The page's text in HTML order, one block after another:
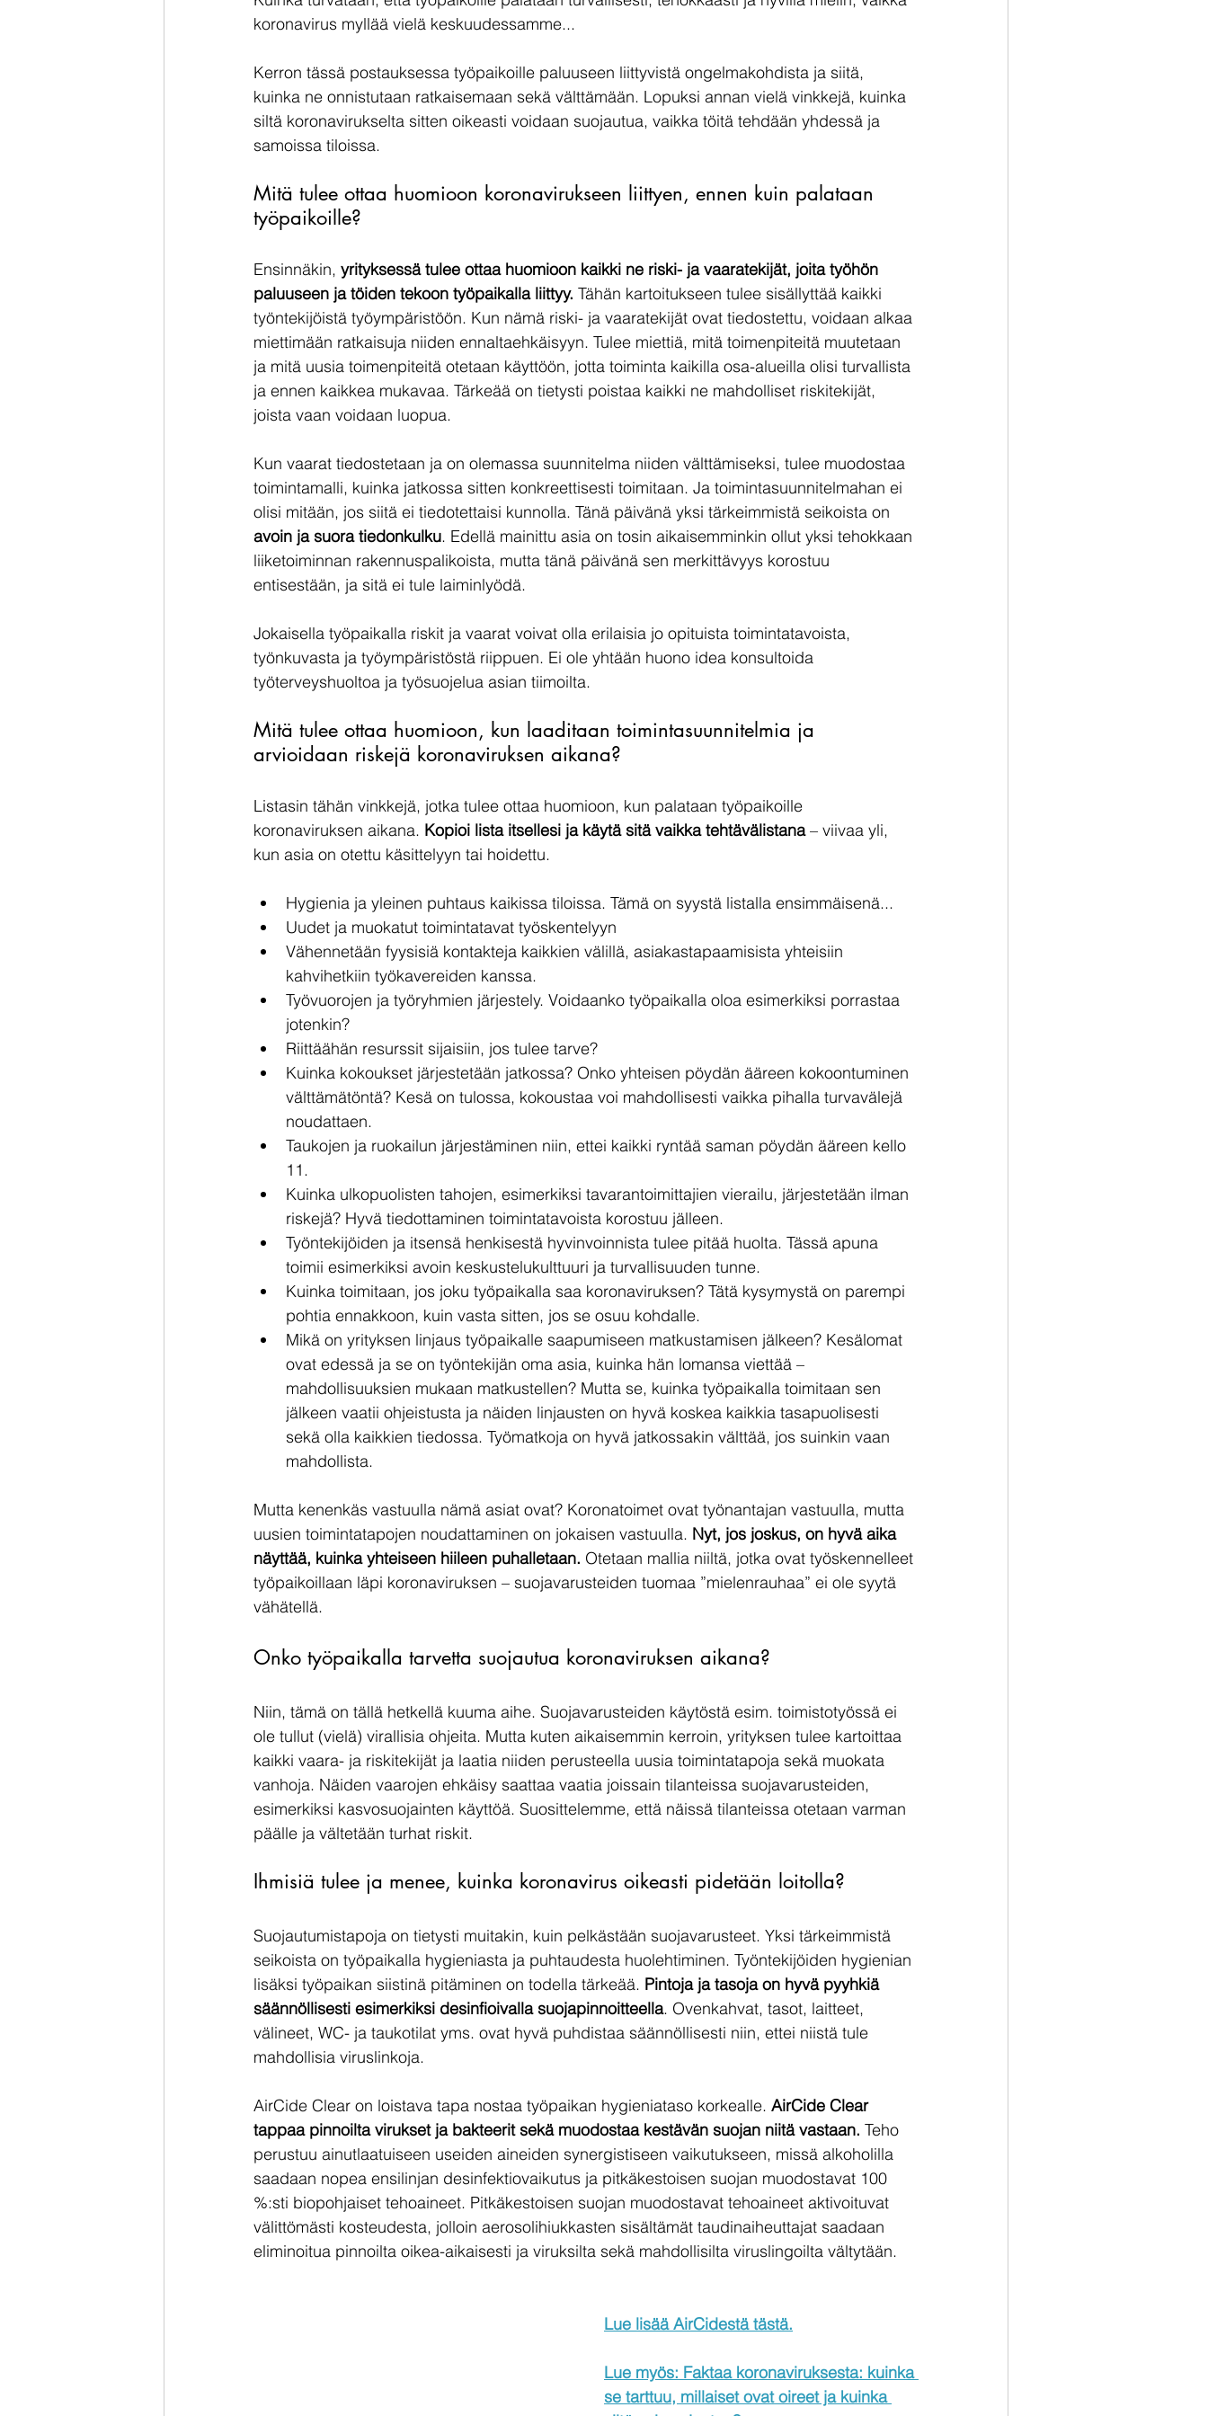
koronavirus myllää vielä keskuudessamme...
Kerron tässä postauksessa työpaikoille paluuseen liittyvistä ongelmakohdista ja siitä,
kuinka ne onnistutaan ratkaisemaan sekä välttämään. Lopuksi annan vielä vinkkejä, kuinka
siltä koronavirukselta sitten oikeasti voidaan suojautua, vaikka töitä tehdään yhdessä ja
samoissa tiloissa.
Mitä tulee ottaa huomioon koronavirukseen liittyen, ennen kuin palataan
työpaikoille?
Ensinnäkin, yrityksessä tulee ottaa huomioon kaikki ne riski- ja vaaratekijät, joita työhön
paluuseen ja töiden tekoon työpaikalla liittyy. Tähän kartoitukseen tulee sisällyttää kaikki
työntekijöistä työympäristöön. Kun nämä riski- ja vaaratekijät ovat tiedostettu, voidaan alkaa
miettimään ratkaisuja niiden ennaltaehkäisyyn. Tulee miettiä, mitä toimenpiteitä muutetaan
ja mitä uusia toimenpiteitä otetaan käyttöön, jotta toiminta kaikilla osa-alueilla olisi turvallista
ja ennen kaikkea mukavaa. Tärkeää on tietysti poistaa kaikki ne mahdolliset riskitekijät,
joista vaan voidaan luopua.
Kun vaarat tiedostetaan ja on olemassa suunnitelma niiden välttämiseksi, tulee muodostaa
toimintamalli, kuinka jatkossa sitten konkreettisesti toimitaan. Ja toimintasuunnitelmahan ei
olisi mitään, jos siitä ei tiedotettaisi kunnolla. Tänä päivänä yksi tärkeimmistä seikoista on
avoin ja suora tiedonkulku. Edellä mainittu asia on tosin aikaisemminkin ollut yksi tehokkaan
liiketoiminnan rakennuspalikoista, mutta tänä päivänä sen merkittävyys korostuu
entisestään, ja sitä ei tule laiminlyödä.
Jokaisella työpaikalla riskit ja vaarat voivat olla erilaisia jo opituista toimintatavoista,
työnkuvasta ja työympäristöstä riippuen. Ei ole yhtään huono idea konsultoida
työterveyshuoltoa ja työsuojelua asian tiimoilta.
Mitä tulee ottaa huomioon, kun laaditaan toimintasuunnitelmia ja
arvioidaan riskejä koronaviruksen aikana?
Listasin tähän vinkkejä, jotka tulee ottaa huomioon, kun palataan työpaikoille
koronaviruksen aikana. Kopioi lista itsellesi ja käytä sitä vaikka tehtävälistana – viivaa yli,
kun asia on otettu käsittelyyn tai hoidettu.
Hygienia ja yleinen puhtaus kaikissa tiloissa. Tämä on syystä listalla ensimmäisenä...
Uudet ja muokatut toimintatavat työskentelyyn
Vähennetään fyysisiä kontakteja kaikkien välillä, asiakastapaamisista yhteisiin
kahvihetkiin työkavereiden kanssa.
Työvuorojen ja työryhmien järjestely. Voidaanko työpaikalla oloa esimerkiksi porrastaa
jotenkin?
Riittäähän resurssit sijaisiin, jos tulee tarve?
Kuinka kokoukset järjestetään jatkossa? Onko yhteisen pöydän ääreen kokoontuminen
välttämätöntä? Kesä on tulossa, kokoustaa voi mahdollisesti vaikka pihalla turvavälejä
noudattaen.
Taukojen ja ruokailun järjestäminen niin, ettei kaikki ryntää saman pöydän ääreen kello
11.
Kuinka ulkopuolisten tahojen, esimerkiksi tavarantoimittajien vierailu, järjestetään ilman
riskejä? Hyvä tiedottaminen toimintatavoista korostuu jälleen.
Työntekijöiden ja itsensä henkisestä hyvinvoinnista tulee pitää huolta. Tässä apuna
toimii esimerkiksi avoin keskustelukulttuuri ja turvallisuuden tunne.
Kuinka toimitaan, jos joku työpaikalla saa koronaviruksen? Tätä kysymystä on parempi
pohtia ennakkoon, kuin vasta sitten, jos se osuu kohdalle.
Mikä on yrityksen linjaus työpaikalle saapumiseen matkustamisen jälkeen? Kesälomat
ovat edessä ja se on työntekijän oma asia, kuinka hän lomansa viettää –
mahdollisuuksien mukaan matkustellen? Mutta se, kuinka työpaikalla toimitaan sen
jälkeen vaatii ohjeistusta ja näiden linjausten on hyvä koskea kaikkia tasapuolisesti
sekä olla kaikkien tiedossa. Työmatkoja on hyvä jatkossakin välttää, jos suinkin vaan
mahdollista.
Mutta kenenkäs vastuulla nämä asiat ovat? Koronatoimet ovat työnantajan vastuulla, mutta
uusien toimintatapojen noudattaminen on jokaisen vastuulla. Nyt, jos joskus, on hyvä aika
näyttää, kuinka yhteiseen hiileen puhalletaan. Otetaan mallia niiltä, jotka ovat työskennelleet
työpaikoillaan läpi koronaviruksen – suojavarusteiden tuomaa ”mielenrauhaa” ei ole syytä
vähätellä.
Onko työpaikalla tarvetta suojautua koronaviruksen aikana?
Niin, tämä on tällä hetkellä kuuma aihe. Suojavarusteiden käytöstä esim. toimistotyössä ei
ole tullut (vielä) virallisia ohjeita. Mutta kuten aikaisemmin kerroin, yrityksen tulee kartoittaa
kaikki vaara- ja riskitekijät ja laatia niiden perusteella uusia toimintatapoja sekä muokata
vanhoja. Näiden vaarojen ehkäisy saattaa vaatia joissain tilanteissa suojavarusteiden,
esimerkiksi kasvosuojainten käyttöä. Suosittelemme, että näissä tilanteissa otetaan varman
päälle ja vältetään turhat riskit.
Ihmisiä tulee ja menee, kuinka koronavirus oikeasti pidetään loitolla?
Suojautumistapoja on tietysti muitakin, kuin pelkästään suojavarusteet. Yksi tärkeimmistä
seikoista on työpaikalla hygieniasta ja puhtaudesta huolehtiminen. Työntekijöiden hygienian
lisäksi työpaikan siistinä pitäminen on todella tärkeää. Pintoja ja tasoja on hyvä pyyhkiä
säännöllisesti esimerkiksi desinfioivalla suojapinnoitteella. Ovenkahvat, tasot, laitteet,
välineet, WC- ja taukotilat yms. ovat hyvä puhdistaa säännöllisesti niin, ettei niistä tule
mahdollisia viruslinkoja.
AirCide Clear on loistava tapa nostaa työpaikan hygieniataso korkealle. AirCide Clear
tappaa pinnoilta virukset ja bakteerit sekä muodostaa kestävän suojan niitä vastaan. Teho
perustuu ainutlaatuiseen useiden aineiden synergistiseen vaikutukseen, missä alkoholilla
saadaan nopea ensilinjan desinfektiovaikutus ja pitkäkestoisen suojan muodostavat 100
%:sti biopohjaiset tehoaineet. Pitkäkestoisen suojan muodostavat tehoaineet aktivoituvat
välittömästi kosteudesta, jolloin aerosolihiukkasten sisältämät taudinaiheuttajat saadaan
eliminoitua pinnoilta oikea-aikaisesti ja viruksilta sekä mahdollisilta viruslingoilta vältytään.
Lue lisää AirCidestä tästä.
Lue myös: Faktaa koronaviruksesta: kuinka
se tarttuu, millaiset ovat oireet ja kuinka